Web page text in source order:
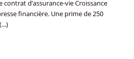
d’assurance-vie Croissance
financière. Une prime de 250